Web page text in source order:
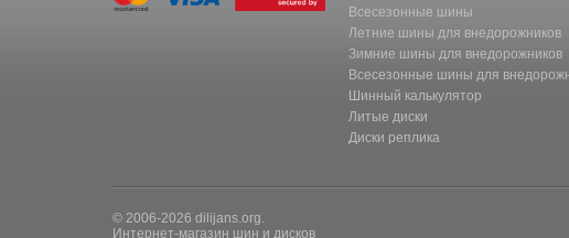
Всесезонные шины
Летние шины для внедорожников
Зимние шины для внедорожников
Всесезонные шины для
Шинный калькулятор
Литые диски
Диски реплика
© 2006-2026 dilijans.org.
Интернет-магазин шин и дисков